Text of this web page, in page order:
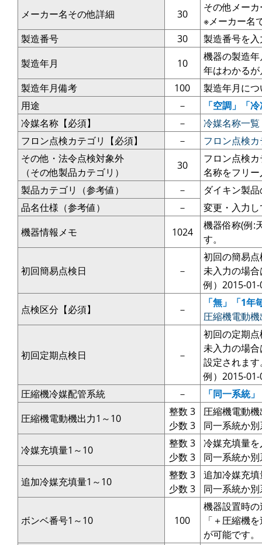
メーカー名その他詳細
30
その他メー
※メーカー名
製造番号
30
製造番号を
製造年月
10
機器の製造
年はわかる
製造年月備考
100
製造年月に
用途
－
「空調」「
冷媒名称【必須】
－
冷媒名称一
フロン点検カテゴリ【必須】
－
フロン点検
その他・法令点検対象外
（その他製品カテゴリ）
30
フロン点検
名称をフリ
製品カテゴリ（参考値）
－
ダイキン製
品名仕様（参考値）
－
変更・入力
機器情報メモ
1024
機器俗称(例:
す。
初回簡易点検日 －
初回の簡易
未入力の場
例）2015-
点検区分【必須】
－
「無」「1
圧縮機電動
初回定期点検日 －
初回の定期
未入力の場
設定されま
例）2015-
圧縮機冷媒配管系統
－
「同一系統
圧縮機電動機出力1～10
整数 3
少数 3
圧縮機電動
同一系統か
冷媒充填量1～10
整数 3
少数 3
冷媒充填量
同一系統か
追加冷媒充填量1～10
整数 3
少数 3
追加冷媒充
同一系統か
ボンベ番号1～10 100
機器設置時
「＋圧縮機
が可能です。